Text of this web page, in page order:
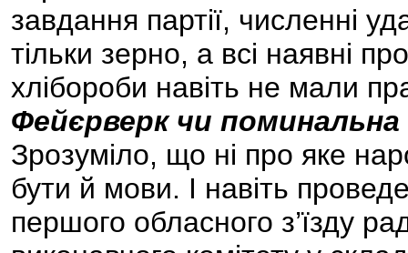
завдання партії, численні
тільки зерно, а всі наявні
хлібороби навіть не мали
Фейєрверк чи
Зрозуміло, що ні про яке
бути й мови. І навіть
першого обласного з’їзду